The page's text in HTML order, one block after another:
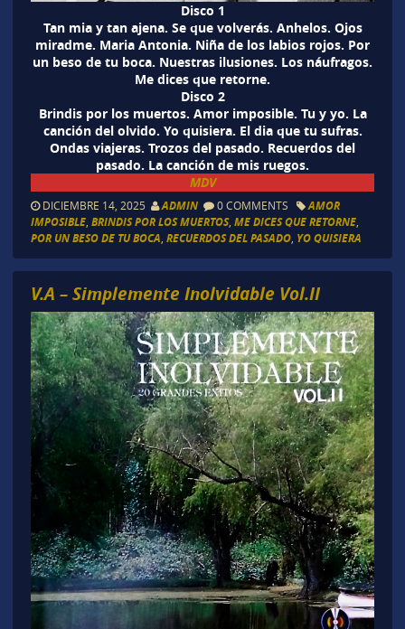
Disco 1
Tan mia y tan ajena. Se que volverás. Anhelos. Ojos
miradme. Maria Antonia. Niña de los labios rojos. Por
un beso de tu boca. Nuestras ilusiones. Los náufragos.
Me dices que retorne.
Disco 2
Brindis por los muertos. Amor imposible. Tu y yo. La
canción del olvido. Yo quisiera. El dia que tu sufras.
Ondas viajeras. Trozos del pasado. Recuerdos del
pasado. La canción de mis ruegos.
MDV
DICIEMBRE 14, 2025 ADMIN 0 COMMENTS
AMOR
IMPOSIBLE, BRINDIS POR LOS MUERTOS, ME DICES QUE RETORNE,
POR UN BESO DE TU BOCA, RECUERDOS DEL PASADO, YO QUISIERA
V.A – Simplemente Inolvidable Vol.II